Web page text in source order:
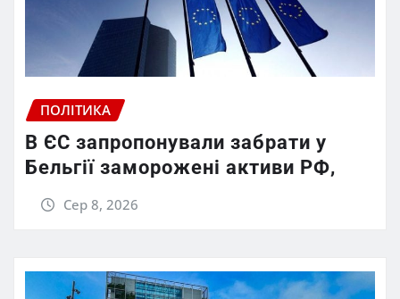
ПОЛІТИКА
В ЄС запропонували забрати у
Бельгії заморожені активи РФ,
Сер 8, 2026